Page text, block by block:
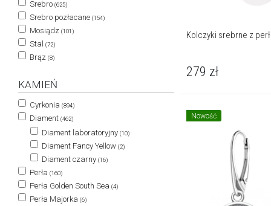
Srebro (625)
Srebro pozłacane (154)
Mosiądz (101)
Stal (72)
Brąz (8)
KAMIEŃ
Cyrkonia (894)
Diament (462)
Diament laboratoryjny (10)
Diament Fancy Yellow (2)
Diament czarny (16)
Perła (160)
Perła Golden South Sea (4)
Perła Majorka (6)
Kolczyki srebrne z
279 zł
Nowość